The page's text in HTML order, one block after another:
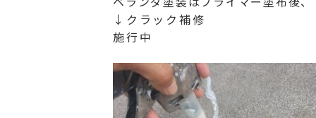
↓クラック補修
施行中